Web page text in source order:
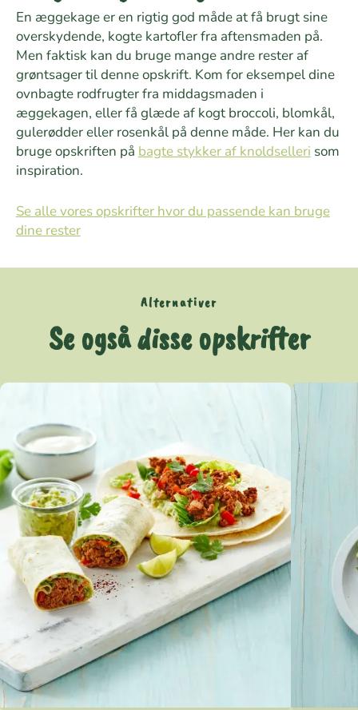
En æggekage er en rigtig god måde at få brugt sine
overskydende, kogte kartofler fra aftensmaden på.
Men faktisk kan du bruge mange andre rester af
grøntsager til denne opskrift. Kom for eksempel dine
ovnbagte rodfrugter fra middagsmaden i
æggekagen, eller få glæde af kogt broccoli, blomkål,
gulerødder eller rosenkål på denne måde. Her kan du
bruge opskriften på bagte stykker af knoldselleri som
inspiration.
Se alle vores opskrifter hvor du passende kan bruge
dine rester
Alternativer
Se også disse opskrifter